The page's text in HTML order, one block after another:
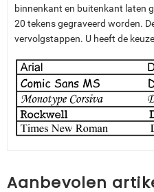
binnenkant en buitenkant laten
20 tekens gegraveerd worden.
vervolgstappen. U heeft de
Aanbevolen